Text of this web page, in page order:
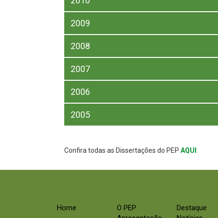
2009
2008
2007
2006
2005
Confira todas as Dissertações do PEP AQUI
Home
O PEP
Destaque